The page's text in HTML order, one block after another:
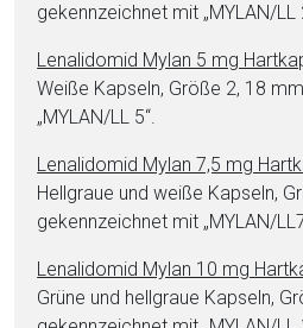
gekennzeichnet mit „MYLAN/LL
Le­na­li­do­mid Mylan 5 mg
Weiße Kapseln, Größe 2, 18
„MYLAN/LL 5“.
Le­na­li­do­mid Mylan 7,5 mg
Hellgraue und wei­ße Kapseln,
gekennzeichnet mit „MYLAN/
Le­na­li­do­mid Mylan 10 mg
Grüne und hellgraue Kapseln,